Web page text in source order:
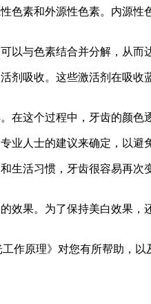
色素和外源性色素。内源
以与色素结合并分解，从而
剂吸收。这些激活剂在吸
这个过程中，牙齿的颜色
人士的建议来确定，以避
活习惯，牙齿很容易再次
效果。为了保持美白效果
作原理》对您有所帮助，以